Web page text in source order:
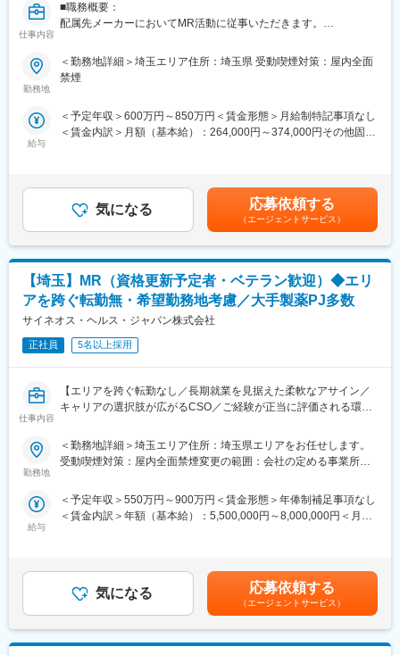
公募制度も充実しておりますので、IQVIAが展開している他の事業
部への異動も可能です。
事担当者などの管理部門など
（３）手厚い研修体制でスキルアップができます：製品研修、ス
してのスキルのみならず、データ分析、マーケティングなど多角
的にヘルスケアのプロフェッショナル人材を育成する研修制度を
【IQVIAサービシーズジャパンについて】
・世界100以上の国と地域／8万人の社員が、医薬品の臨床開発～
プロモーションに携わり、市場を流通するほぼすべての医薬品に
関与しています
・日本においても業界トップシェアを誇り、常時100以上のPJが
稼働しています
変更の範囲：会社の定める業務
仕事内容
■職務概要：
配属先メーカーにおいてMR活動に従事いただきます。
■特徴と魅力：
(1)シミックグループの安定性とシナジー効果…安定した財務基盤
客基盤・情報量を有します。
(2)MR認定、充実の研修制度…MRセンターが定める6科目300時
ず家賃の60%を会社負担。持家からの通勤者等一部を除く)、外勤
日当1500円/日、3年以上勤務の方は退職金支給、各種保養所、社
用車貸与と共にガソリン代を全額支給、勤務地の優遇など社員を
長期的に大切にする考えがあります。
(4)豊富なキャリアパス…MRとしてキャリアを積みたい方、専門
性をより高めたい方は専門領域のMR、今後の規模拡大を目指して
いる同社だからこそ叶うマネジメント・管理職、専門性をさらに
高めたい方は製薬企業向けの法人営業、教育研修、事業企画など
があります。また、シミックグループのグループ内でのキャリア
チェンジも可能です。
ら、業界平均成長率（5.7％※）を大きく上回って（17.8%）成長
を続けています。
勤務地
＜勤務地詳細＞埼玉エリア住所：埼玉県 受動喫煙対策：屋内全面
禁煙
給与
＜予定年収＞600万円～850万円＜賃金形態＞月給制特記事項なし
＜賃金内訳＞月額（基本給）：264,000円～374,000円その他固定
を全額支給 ■賞与年2回（昨年度実績4.2ヶ月）、報酬改定年1回賃
金はあくまでも目安の金額であり、選考を通じて上下する可能性
があります。月給(月額)は固定手当を含めた表記です。
気になる 応募依頼する
（エージェントサービス）
【埼玉】MR（資格更新予定者・ベテラン歓迎）◆エリ
アを跨ぐ転勤無・希望勤務地考慮／大手製薬PJ多数
サイネオス・ヘルス・ジャパン株式会社
正社員 5名以上採用
仕事内容
【エリアを跨ぐ転勤なし／長期就業を見据えた柔軟なアサイン／
キャリアの選択肢が広がるCSO／ご経験が正当に評価される環
【はじめに】
～50代まで幅広く活躍しており、長期就業も叶う環境です。
医師、薬剤師に課題解決するための医薬品情報を提供、副作用情
報を収集を行っていただきます。
《具体的には...》
■新薬のプロモーション
勤務地
＜勤務地詳細＞埼玉エリア住所：埼玉県エリアをお任せします。
受動喫煙対策：屋内全面禁煙変更の範囲：会社の定める事業所
給与
＜予定年収＞550万円～900万円＜賃金形態＞年俸制補足事項なし
＜賃金内訳＞年額（基本給）：5,500,000円～8,000,000円＜月額
度支給）※ただし支給条件有。賃金はあくまでも目安の金額であ
り、選考を通じて上下する可能性があります。月給(月額)は固定手
当を含めた表記です。
気になる 応募依頼する
（エージェントサービス）